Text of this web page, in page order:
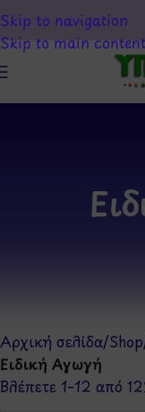
Skip to navigation
Skip to main content
Αρχική σελίδα/Shop
Ειδική Αγωγή
Βλέπετε 1–12 από